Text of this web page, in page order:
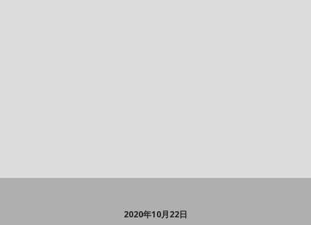
2020年10月22日